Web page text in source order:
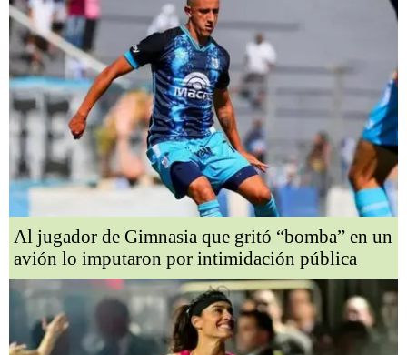
Al jugador de Gimnasia que gritó “bomba” en un
avión lo imputaron por intimidación pública